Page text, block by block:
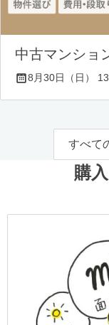
中古マンショ
8月30日（日）
すべて
購